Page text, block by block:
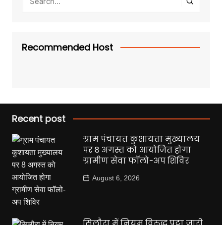
Recommended Host
Recent post
ग्राम पंचायत कुशायता मुख्यालय
पर 8 अगस्त को आयोजित होगा
ग्रामीण सेवा फॉलो-अप शिविर
August 6, 2026